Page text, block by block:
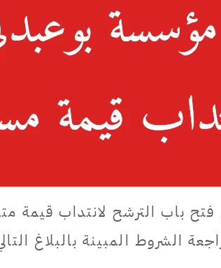
باب الترشح لانتداب قيمة
الشروط المبينة بالبلاغ